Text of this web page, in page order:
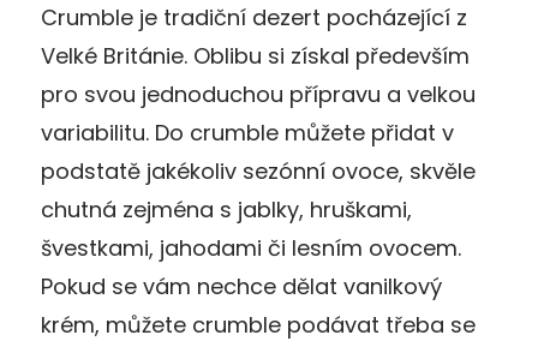
Crumble je tradiční dezert pocházející z
Velké Británie. Oblibu si získal především
pro svou jednoduchou přípravu a velkou
variabilitu. Do crumble můžete přidat v
podstatě jakékoliv sezónní ovoce, skvěle
chutná zejména s jablky, hruškami,
švestkami, jahodami či lesním ovocem.
Pokud se vám nechce dělat vanilkový
krém, můžete crumble podávat třeba se